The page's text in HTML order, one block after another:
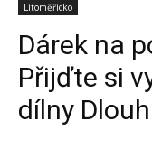
Litoměřicko
Dárek na
Přijďte si
dílny